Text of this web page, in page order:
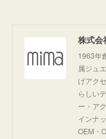
株式会
1963年
属ジュ
げアク
らしい
ー・ア
インナ
OEM・